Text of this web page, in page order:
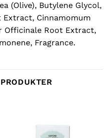
(Olive), Butylene Glycol,
Extract, Cinnamomum
Officinale Root Extract,
Fragrance.